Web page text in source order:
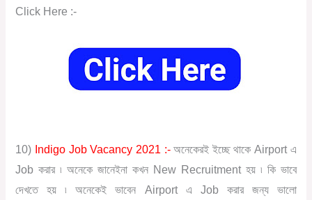
Click Here :-
10) Indigo Job Vacancy 2021 :-অনেকেরই ইচ্ছে থাকে Airport এ
Job করার ৷ অনেকে জানেইনা কখন New Recruitment হয় ৷ কি ভাবে
দেখতে হয় ৷ অনেকেই ভাবেন Airport এ Job করার জন্য ভালো